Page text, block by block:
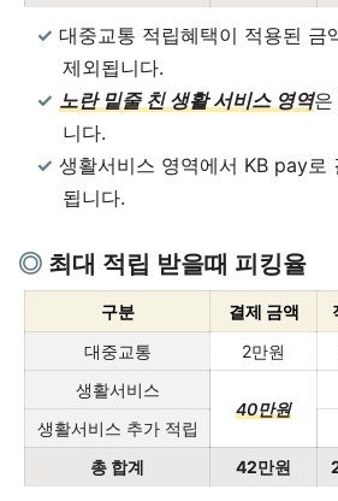
대중교통 적립혜택이 적용된 금
제외됩니다.
노란 밑줄 친 생활 서비스 영역은
니다.
생활서비스 영역에서 KB pay로
됩니다.
최대 적립 받을때 피킹율
구분 결제 금액
대중교통
2만원
생활서비스
40만원
생활서비스 추가 적립
총 합계
42만원